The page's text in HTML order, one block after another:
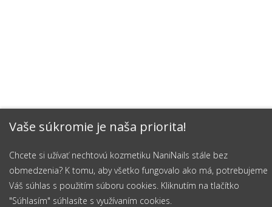
Vaše súkromie je naša priorita!
Chcete si užívať nechtovú kozmetiku NaniNails stále bez
obmedzenia? K tomu, aby všetko fungovalo ako má, potrebujeme
Váš súhlas s použitím súboru cookies. Kliknutím na tlačítko
"Súhlasím" súhlasíte s využívaním cookies.